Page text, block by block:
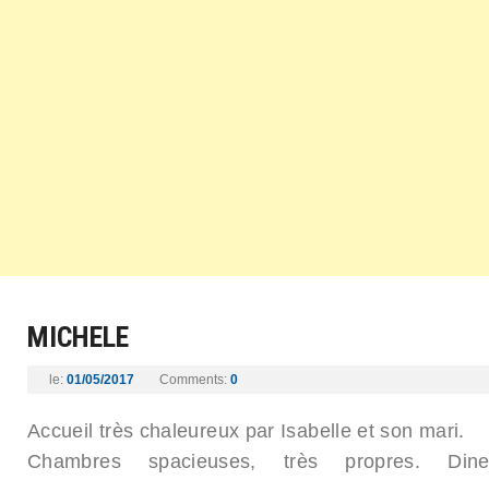
MICHELE
le: 01/05/2017 Comments: 0
Accueil très chaleureux par Isabelle et son mari.
Chambres spacieuses, très propres.